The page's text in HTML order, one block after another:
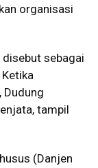
organisasi
sebagai
Dudung
tampil
(Danjen